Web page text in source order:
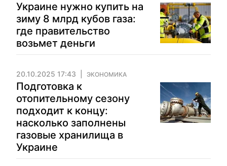
Украине нужно купить на
зиму 8 млрд кубов газа:
где правительство
возьмет деньги
20.10.2025 17:43 ЭКОНОМИКА
Подготовка к
отопительному сезону
подходит к концу:
насколько заполнены
газовые хранилища в
Украине